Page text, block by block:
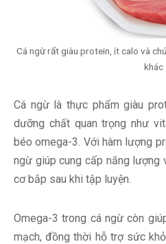
Cá ngừ rất giàu protein, ít calo và
khác
Cá ngừ là thực phẩm giàu
dưỡng chất quan trọng như
béo omega-3. Với hàm lượng
ngừ giúp cung cấp năng lượng
cơ bắp sau khi tập luyện.
Omega-3 trong cá ngừ còn
mạch, đồng thời hỗ trợ sức